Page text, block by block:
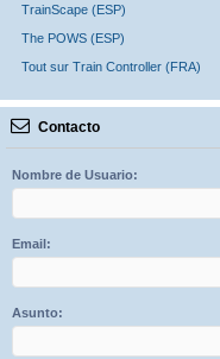
TrainScape (ESP)
The POWS (ESP)
Tout sur Train Controller (FRA)
Contacto
Nombre de Usuario:
Email:
Asunto: